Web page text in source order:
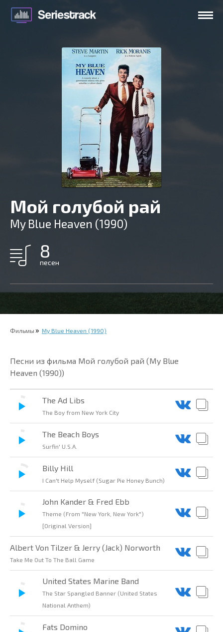
Мой голубой рай
My Blue Heaven (1990)
8
песен
Фильмы My Blue Heaven (1990)
Песни из фильма Мой голубой рай (My Blue
Heaven (1990))
The Ad Libs
The Boy from New York City
The Beach Boys
Surfin' U.S.A.
Billy Hill
I Can't Help Myself (Sugar Pie Honey Bunch)
John Kander & Fred Ebb
Theme (From "New York, New York")
[Original Version]
Albert Von Tilzer & Jerry (Jack) Norworth
Take Me Out To The Ball Game
United States Marine Band
The Star Spangled Banner (United States
National Anthem)
Fats Domino